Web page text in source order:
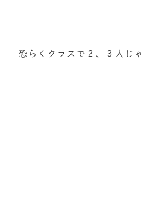
恐らくクラスで２、３人じ